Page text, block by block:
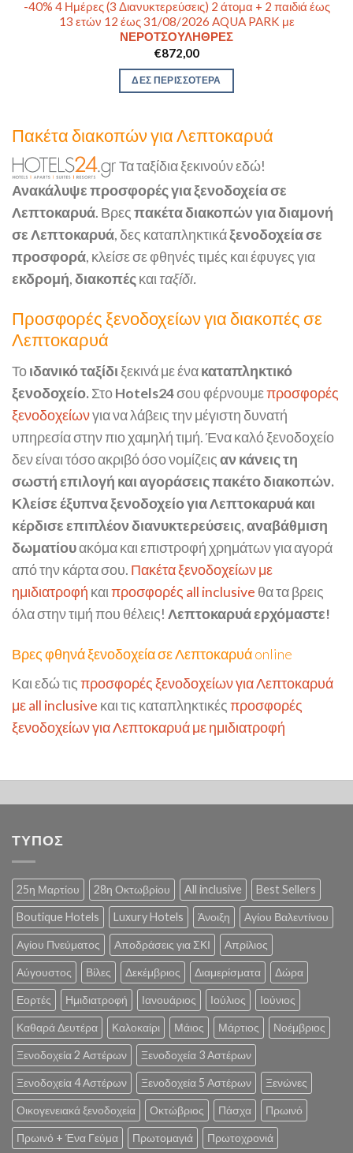
-40% 4 Ημέρες (3 Διανυκτερεύσεις) 2 άτομα + 2 παιδιά έως
13 ετών 12 έως 31/08/2026 AQUA PARK με
ΝΕΡΟΤΣΟΥΛΗΘΡΕΣ
€872,00
ΔΕΣ ΠΕΡΙΣΣΟΤΕΡΑ
Πακέτα διακοπών για Λεπτοκαρυά
Τα ταξίδια ξεκινούν εδώ!
Ανακάλυψε προσφορές για ξενοδοχεία σε
Λεπτοκαρυά. Βρεςπακέτα διακοπών για διαμονή
σε Λεπτοκαρυά, δες καταπληκτικάξενοδοχεία σε
προσφορά, κλείσε σε φθηνές τιμές και έφυγες για
εκδρομή,διακοπέςκαιταξίδι.
Προσφορές ξενοδοχείων για διακοπές σε
Λεπτοκαρυά
Τοιδανικό ταξίδιξεκινά με ένακαταπληκτικό
ξενοδοχείο.ΣτοHotels24σου φέρνουμεπροσφορές
ξενοδοχείωνγια να λάβεις την μέγιστη δυνατή
υπηρεσία στην πιο χαμηλή τιμή. Ένα καλό ξενοδοχείο
δεν είναι τόσο ακριβό όσο νομίζειςαν κάνεις τη
σωστή επιλογή και αγοράσεις πακέτο διακοπών.
Κλείσε έξυπνα ξενοδοχείο για Λεπτοκαρυά και
κέρδισε επιπλέον διανυκτερεύσεις,αναβάθμιση
δωματίουακόμα και επιστροφή χρημάτων για αγορά
από την κάρτα σου. Πακέτα ξενοδοχείων με
ημιδιατροφή καιπροσφορές all inclusive θα τα βρεις
όλα στην τιμή που θέλεις! Λεπτοκαρυά ερχόμαστε!
Βρες φθηνά ξενοδοχεία σε Λεπτοκαρυά online
Και εδώ τιςπροσφορές ξενοδοχείων για Λεπτοκαρυά
με all inclusive και τις καταπληκτικέςπροσφορές
ξενοδοχείων για Λεπτοκαρυά με ημιδιατροφή
ΤΥΠΟΣ
25η Μαρτίου 28η Οκτωβρίου All inclusive Best Sellers
Boutique Hotels Luxury Hotels Άνοιξη Αγίου Βαλεντίνου
Αγίου Πνεύματος Αποδράσεις για ΣΚΙ Απρίλιος
Αύγουστος Βίλες Δεκέμβριος Διαμερίσματα Δώρα
Εορτές Ημιδιατροφή Ιανουάριος Ιούλιος Ιούνιος
Καθαρά Δευτέρα Καλοκαίρι Μάιος Μάρτιος Νοέμβριος
Ξενοδοχεία 2 Αστέρων Ξενοδοχεία 3 Αστέρων
Ξενοδοχεία 4 Αστέρων Ξενοδοχεία 5 Αστέρων Ξενώνες
Οικογενειακά ξενοδοχεία Οκτώβριος Πάσχα Πρωινό
Πρωινό + Ένα Γεύμα Πρωτομαγιά Πρωτοχρονιά